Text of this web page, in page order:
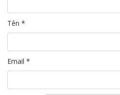
Tên *
Email *